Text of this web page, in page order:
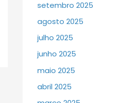
setembro 2025
agosto 2025
julho 2025
junho 2025
maio 2025
abril 2025